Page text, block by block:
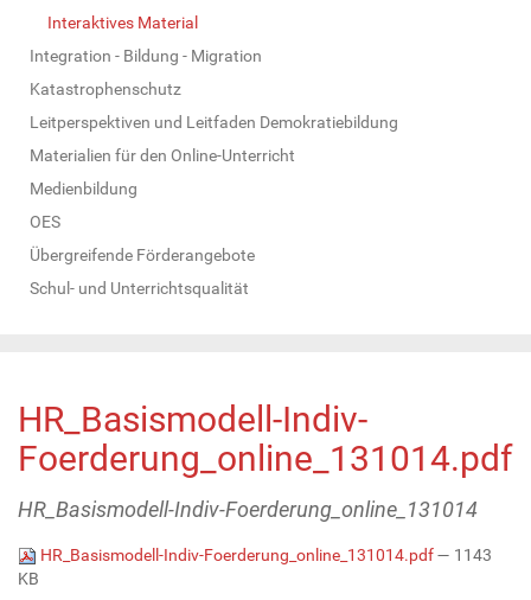
Interaktives Material
Integration - Bildung - Migration
Katastrophenschutz
Leitperspektiven und Leitfaden Demokratiebildung
Materialien für den Online-Unterricht
Medienbildung
OES
Übergreifende Förderangebote
Schul- und Unterrichtsqualität
HR_Basismodell-Indiv-
Foerderung_online_131014.pdf
HR_Basismodell-Indiv-Foerderung_online_131014
HR_Basismodell-Indiv-Foerderung_online_131014.pdf— 1143
KB